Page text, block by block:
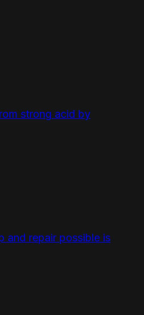
strong acid by
and repair possible is